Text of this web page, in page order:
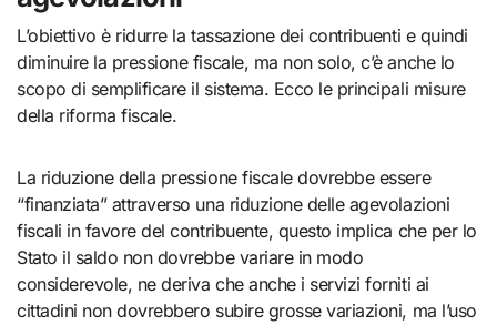
L’obiettivo è ridurre la tassazione dei contribuenti e quindi
diminuire la pressione fiscale, ma non solo, c’è anche lo
scopo di semplificare il sistema. Ecco le principali misure
della riforma fiscale.
La riduzione della pressione fiscale dovrebbe essere
“finanziata” attraverso una riduzione delle agevolazioni
fiscali in favore del contribuente, questo implica che per lo
Stato il saldo non dovrebbe variare in modo
considerevole, ne deriva che anche i servizi forniti ai
cittadini non dovrebbero subire grosse variazioni, ma l’uso